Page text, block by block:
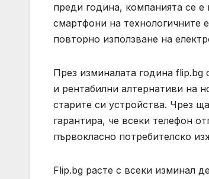
преди година, компанията се
смартфони на технологичните
повторно използване на
През изминалата година
и рентабилни алтернативи на
старите си устройства. Чрез
гарантира, че всеки телефон
първокласно потребителско
Flip.bg расте с всеки изминал